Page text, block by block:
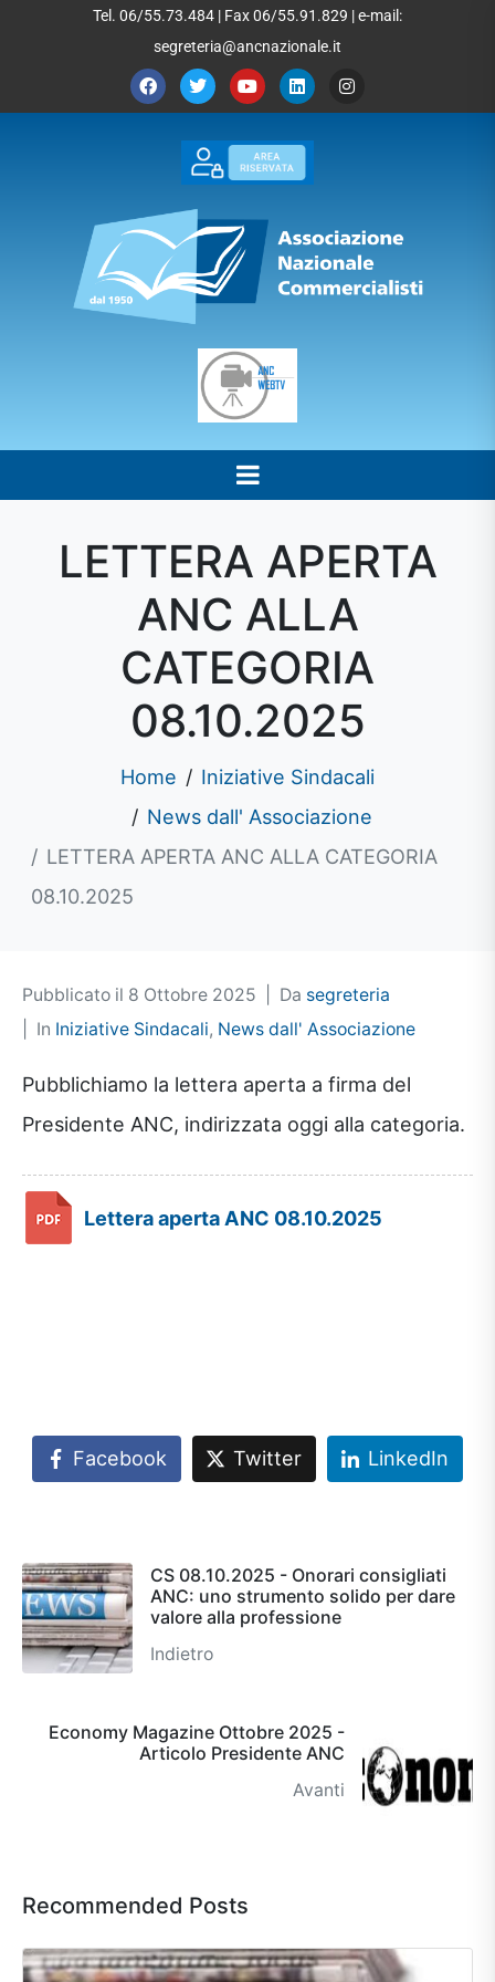
Tel. 06/55.73.484 | Fax 06/55.91.829 | e-mail:
segreteria@ancnazionale.it
LETTERA APERTA
ANC ALLA
CATEGORIA
08.10.2025
Home
Iniziative Sindacali
News dall' Associazione
LETTERA APERTA ANC ALLA CATEGORIA
08.10.2025
Pubblicato il 8 Ottobre 2025 Da segreteria
In Iniziative Sindacali, News dall' Associazione
Pubblichiamo la lettera aperta a firma del
Presidente ANC, indirizzata oggi alla categoria.
Lettera aperta ANC 08.10.2025
Facebook Twitter LinkedIn
CS 08.10.2025 - Onorari consigliati
ANC: uno strumento solido per dare
valore alla professione
Indietro
Economy Magazine Ottobre 2025 -
Articolo Presidente ANC
Avanti
Recommended Posts